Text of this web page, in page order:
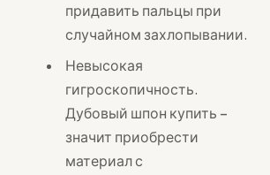
придавить пальцы при
случайном захлопывании.
Невысокая
гигроскопичность.
Дубовый шпон купить –
значит приобрести
материал с